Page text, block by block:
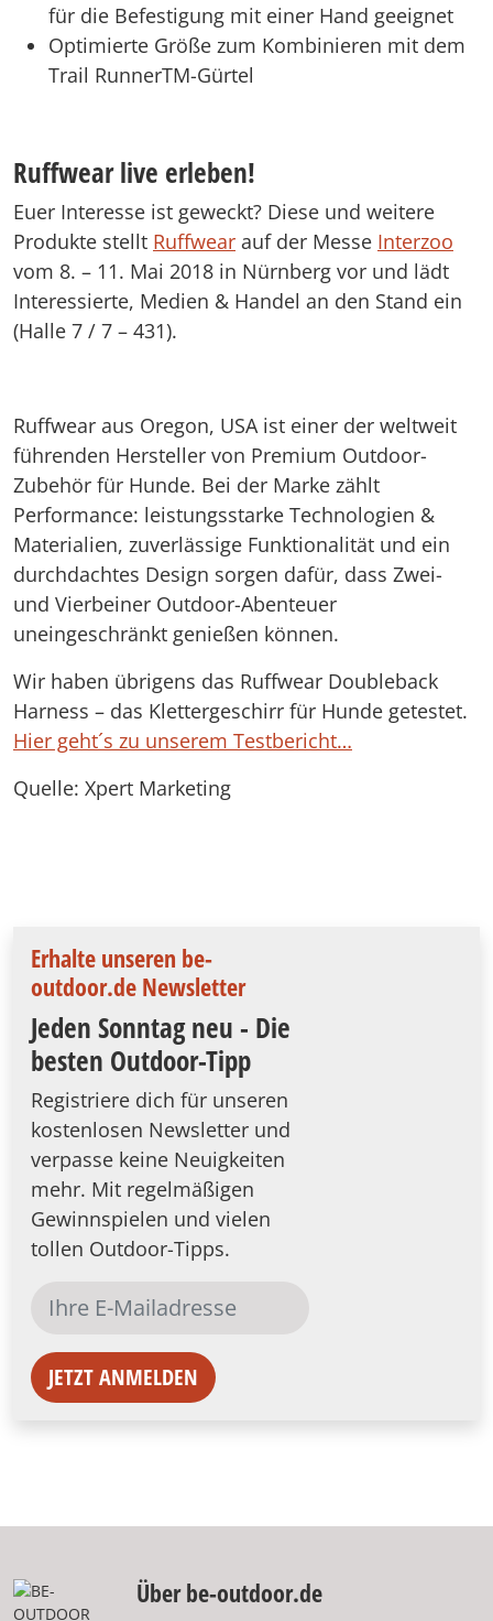
für die Befestigung mit einer Hand geeignet
Optimierte Größe zum Kombinieren mit dem
Trail RunnerTM-Gürtel
Ruffwear live erleben!
Euer Interesse ist geweckt? Diese und weitere
Produkte stellt Ruffwear auf der Messe Interzoo
vom 8. – 11. Mai 2018 in Nürnberg vor und lädt
Interessierte, Medien & Handel an den Stand ein
(Halle 7 / 7 – 431).
Ruffwear aus Oregon, USA ist einer der weltweit
führenden Hersteller von Premium Outdoor-
Zubehör für Hunde. Bei der Marke zählt
Performance: leistungsstarke Technologien &
Materialien, zuverlässige Funktionalität und ein
durchdachtes Design sorgen dafür, dass Zwei-
und Vierbeiner Outdoor-Abenteuer
uneingeschränkt genießen können.
Wir haben übrigens das Ruffwear Doubleback
Harness – das Klettergeschirr für Hunde getestet.
Hier geht´s zu unserem Testbericht…
Quelle: Xpert Marketing
Erhalte unseren be-
outdoor.de Newsletter
Jeden Sonntag neu - Die
besten Outdoor-Tipp
Registriere dich für unseren
kostenlosen Newsletter und
verpasse keine Neuigkeiten
mehr. Mit regelmäßigen
Gewinnspielen und vielen
tollen Outdoor-Tipps.
JETZT ANMELDEN
Über be-outdoor.de